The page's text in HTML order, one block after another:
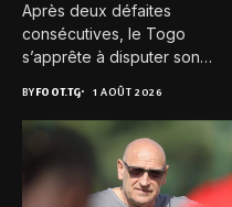
Après deux défaites
consécutives, le Togo
s’apprête à disputer son
BYFOOT.TG 1 AOÛT 2026